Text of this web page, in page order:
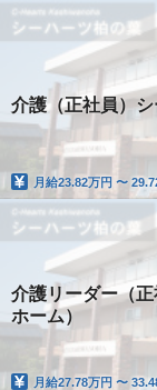
介護（正社員）
月給23.82万円 〜
介護リーダー（
ホーム）
月給27.78万円 〜